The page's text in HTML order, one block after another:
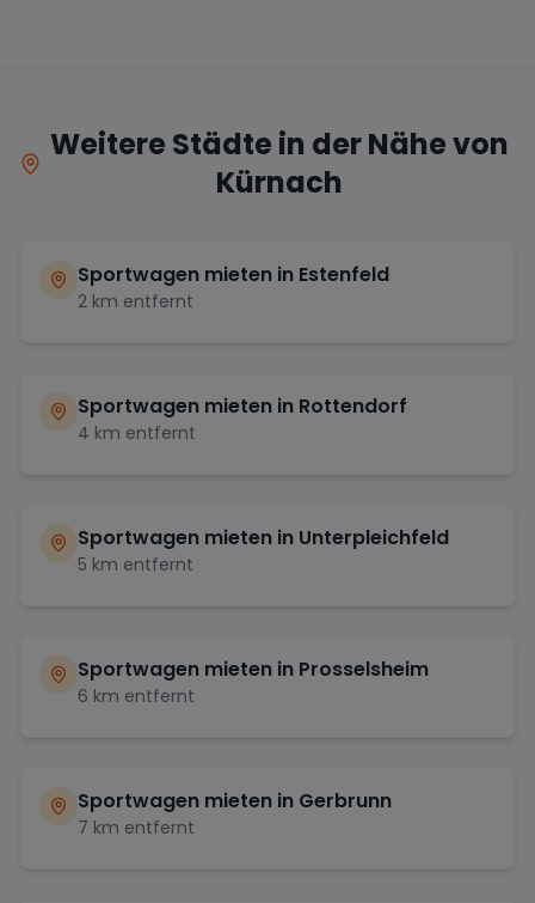
Weitere Städte in der Nähe von
Kürnach
Sportwagen mieten in Estenfeld
2 km entfernt
Sportwagen mieten in Rottendorf
4 km entfernt
Sportwagen mieten in Unterpleichfeld
5 km entfernt
Sportwagen mieten in Prosselsheim
6 km entfernt
Sportwagen mieten in Gerbrunn
7 km entfernt